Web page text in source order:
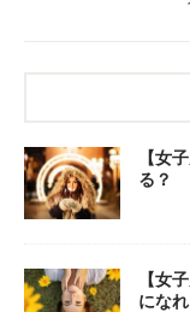
【女
る？
【女
にな